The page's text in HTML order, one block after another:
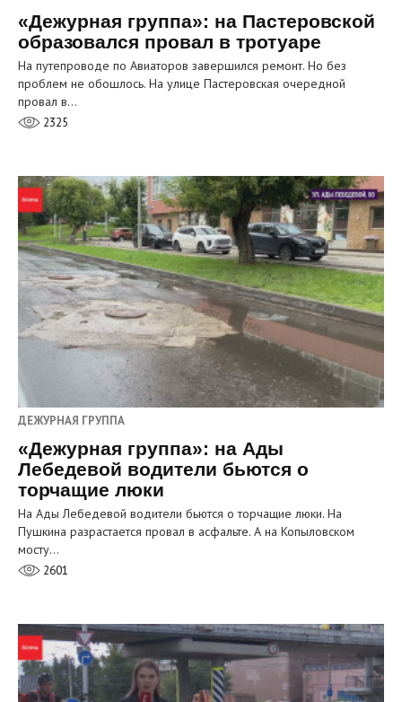
«Дежурная группа»: на Пастеровской
образовался провал в тротуаре
На путепроводе по Авиаторов завершился ремонт. Но без
проблем не обошлось. На улице Пастеровская очередной
провал в…
2325
ДЕЖУРНАЯ ГРУППА
«Дежурная группа»: на Ады
Лебедевой водители бьются о
торчащие люки
На Ады Лебедевой водители бьются о торчащие люки. На
Пушкина разрастается провал в асфальте. А на Копыловском
мосту…
2601